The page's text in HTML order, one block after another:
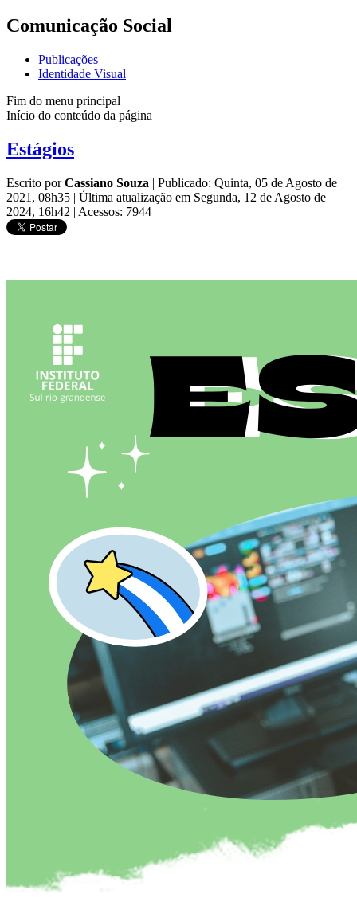
Comunicação Social
Publicações
Identidade Visual
Fim do menu principal
Início do conteúdo da página
Estágios
Escrito porCassiano Souza | Publicado: Quinta, 05 de Agosto de
2021, 08h35 | Última atualização em Segunda, 12 de Agosto de
2024, 16h42 | Acessos: 7944